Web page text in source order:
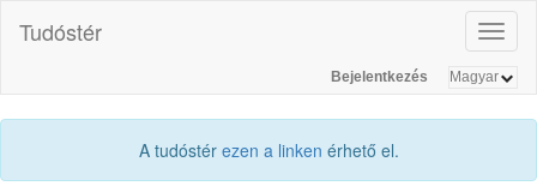
Tudóstér
Bejelentkezés
A tudóstér ezen a linken érhető el.